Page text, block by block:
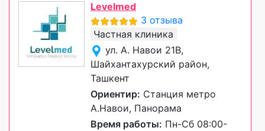
Levelmed
3 отзыва
Частная клиника
ул. А. Навои 21В,
Шайхантахурский район,
Ташкент
Ориентир: Станция метро
А.Навои, Панорама
Время работы: Пн-Сб 08:00-